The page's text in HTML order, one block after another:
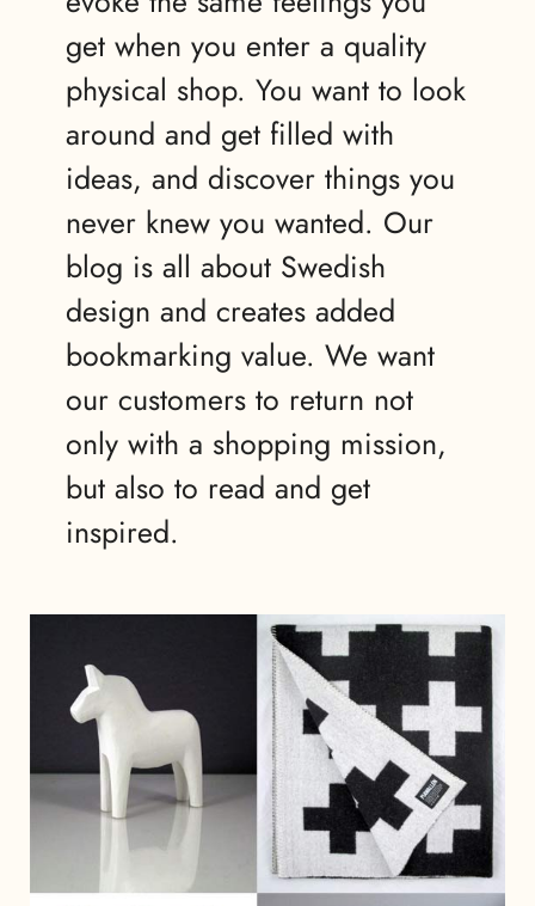
get when you enter a quality
physical shop. You want to look
around and get filled with
ideas, and discover things you
never knew you wanted. Our
blog is all about Swedish
design and creates added
bookmarking value. We want
our customers to return not
only with a shopping mission,
but also to read and get
inspired.